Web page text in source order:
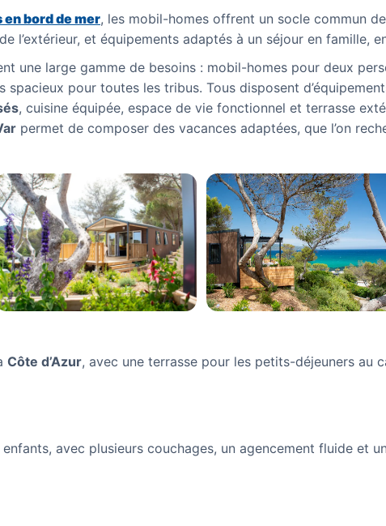
bord de mer, les mobil-homes offrent un socle commun
l’extérieur, et équipements adaptés à un séjour en famille,
une large gamme de besoins : mobil-homes pour deux
spacieux pour toutes les tribus. Tous disposent
, cuisine équipée, espace de vie fonctionnel et terrasse
permet de composer des vacances adaptées, que l’on
Côte d’Azur, avec une terrasse pour les petits-déjeuners au
avec plusieurs couchages, un agencement fluide et